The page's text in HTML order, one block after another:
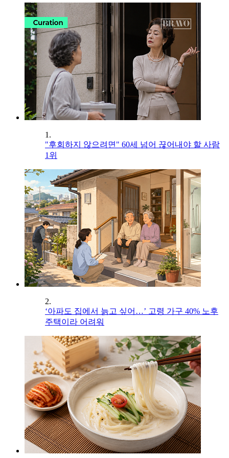
1.
"후회하지 않으려면" 60세 넘어 끊어내야 할 사람
1위
2.
‘아파도 집에서 늙고 싶어…’ 고령 가구 40% 노후
주택이라 어려워